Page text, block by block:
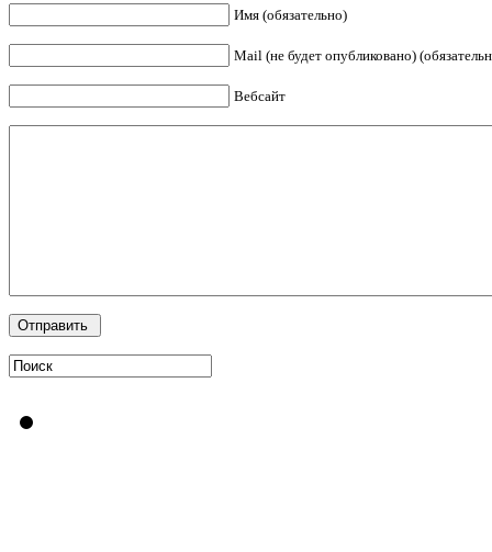
Имя (обязательно)
Mail (не будет опубликовано)
Вебсайт